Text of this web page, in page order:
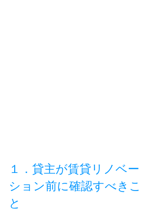
１．貸主が賃貸リノベー
ション前に確認すべきこ
と